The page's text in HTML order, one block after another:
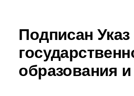
Подписан
образования и